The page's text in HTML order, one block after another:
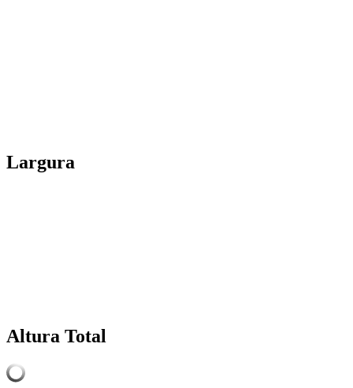
Largura
Altura Total